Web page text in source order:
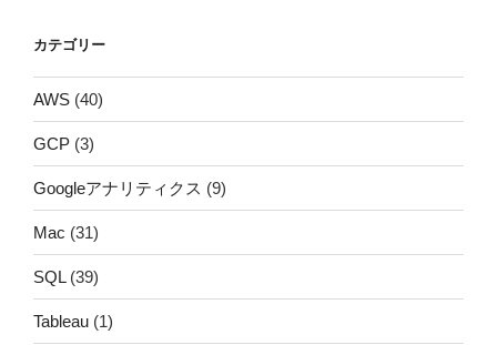
カテゴリー
AWS (40)
GCP (3)
Googleアナリティクス (9)
Mac (31)
SQL(39)
Tableau (1)